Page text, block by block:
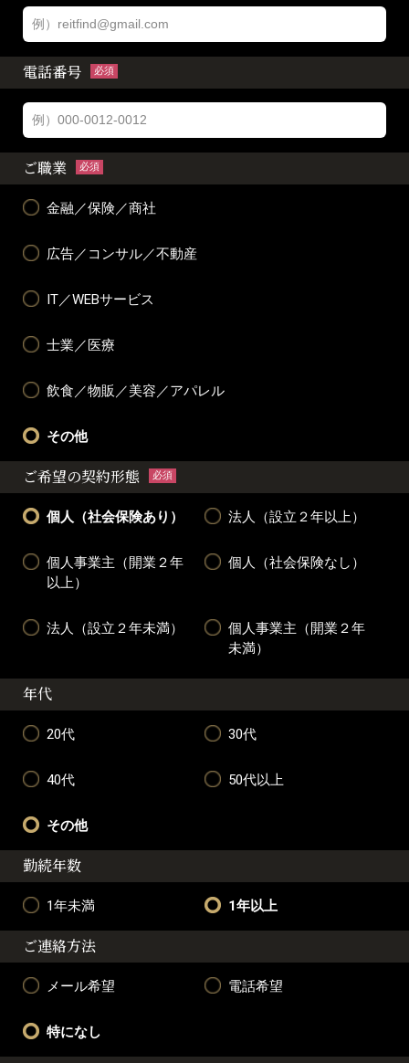
電話番号 必須
ご職業 必須
金融／保険／商社
広告／コンサル／不動産
IT／WEBサービス
士業／医療
飲食／物販／美容／アパレル
その他
ご希望の契約形態 必須
個人（社会保険あり） 法人（設立２年以上）
個人事業主（開業２年
以上）
個人（社会保険なし）
法人（設立２年未満）
個人事業主（開業２年
未満）
年代
20代 30代
40代 50代以上
その他
勤続年数
1年未満 1年以上
ご連絡方法
メール希望 電話希望
特になし